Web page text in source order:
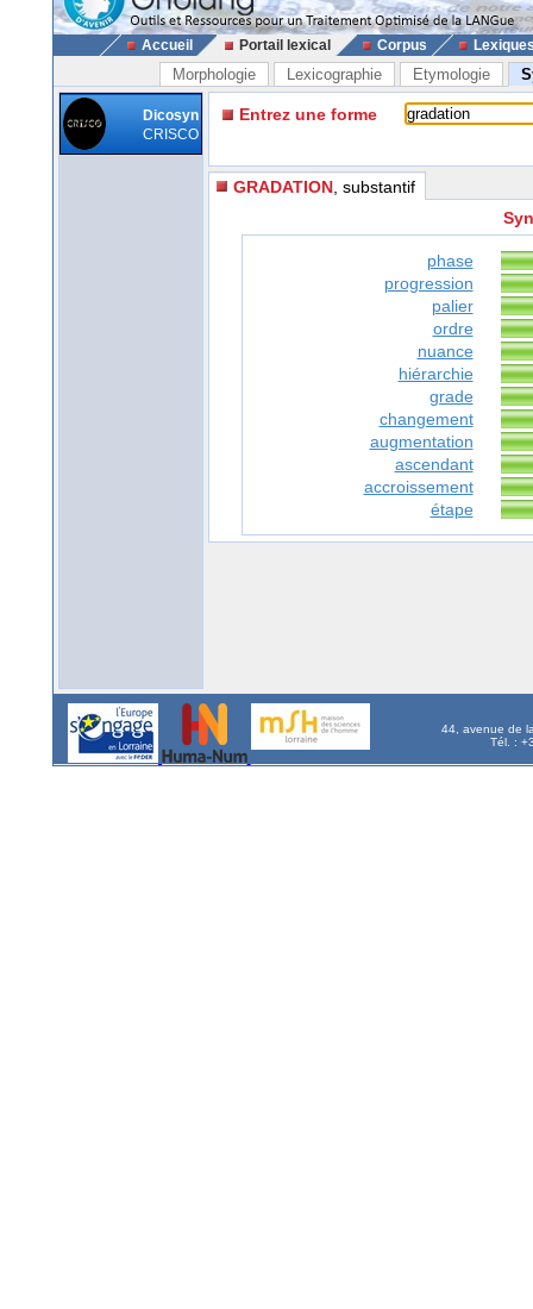
Accueil Portail lexical Corpus
Morphologie Lexicographie Etymologie
Dicosyn
CRISCO
Entrez une forme
GRADATION , substantif
phase
progression
palier
ordre
nuance
hiérarchie
grade
changement
augmentation
ascendant
accroissement
étape
44, avenue de
Tél. :